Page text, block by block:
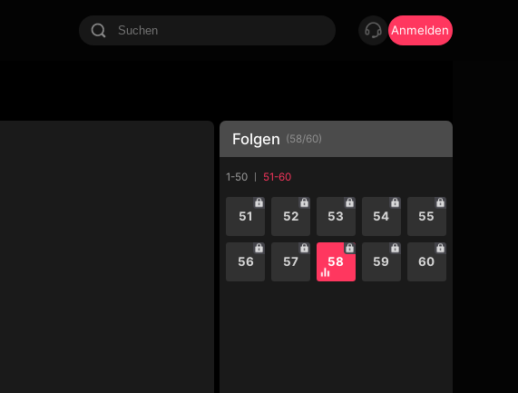
Anmelden
Folgen (58/60)
1-50 51-60
51 52 53 54 55
56 57 58 59 60